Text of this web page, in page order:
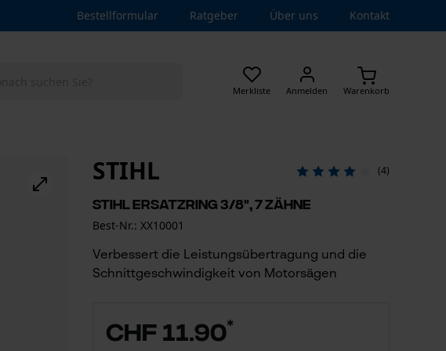
Bestellformular Ratgeber Über uns Kontakt
Merkliste Anmelden Warenkorb
STIHL (4)
Stihl Ersatzring 3/8", 7 Zähne
Best-Nr.: XX10001
Verbessert die Leistungsübertragung und die
Schnittgeschwindigkeit von Motorsägen
CHF 11.90*